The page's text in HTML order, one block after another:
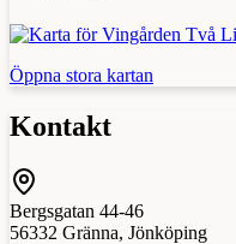
Öppna stora kartan
Kontakt
Bergsgatan 44-46
56332 Gränna, Jönköping